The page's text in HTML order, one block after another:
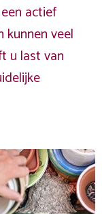
actief
kunnen veel
u last van